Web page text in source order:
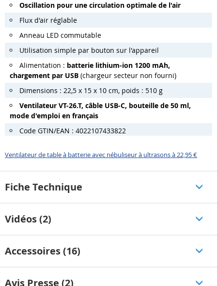
Oscillation pour une circulation optimale de l'air
Flux d'air réglable
Anneau LED commutable
Utilisation simple par bouton sur l'appareil
Alimentation : batterie lithium-ion 1200 mAh,
chargement par USB (chargeur secteur non fourni)
Dimensions : 22,5 x 15 x 10 cm, poids : 510 g
Ventilateur VT-26.T, câble USB-C, bouteille de 50 ml,
mode d'emploi en français
Code GTIN/EAN : 4022107433822
Ventilateur de table à batterie avec nébuliseur à ultrasons à 22,95 €
Fiche Technique
Vidéos (2)
Accessoires (16)
Avis Presse (2)